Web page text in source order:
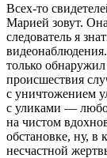
Всех-то
Марией зовут.
следователь я
только
происшествия
с уничтожением
с уликами —
на чистом
обстановке, ну,
несчастной